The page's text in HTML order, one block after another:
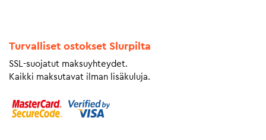
Turvalliset ostokset Slurpilta
SSL-suojatut maksuyhteydet.
Kaikki maksutavat ilman lisäkuluja.